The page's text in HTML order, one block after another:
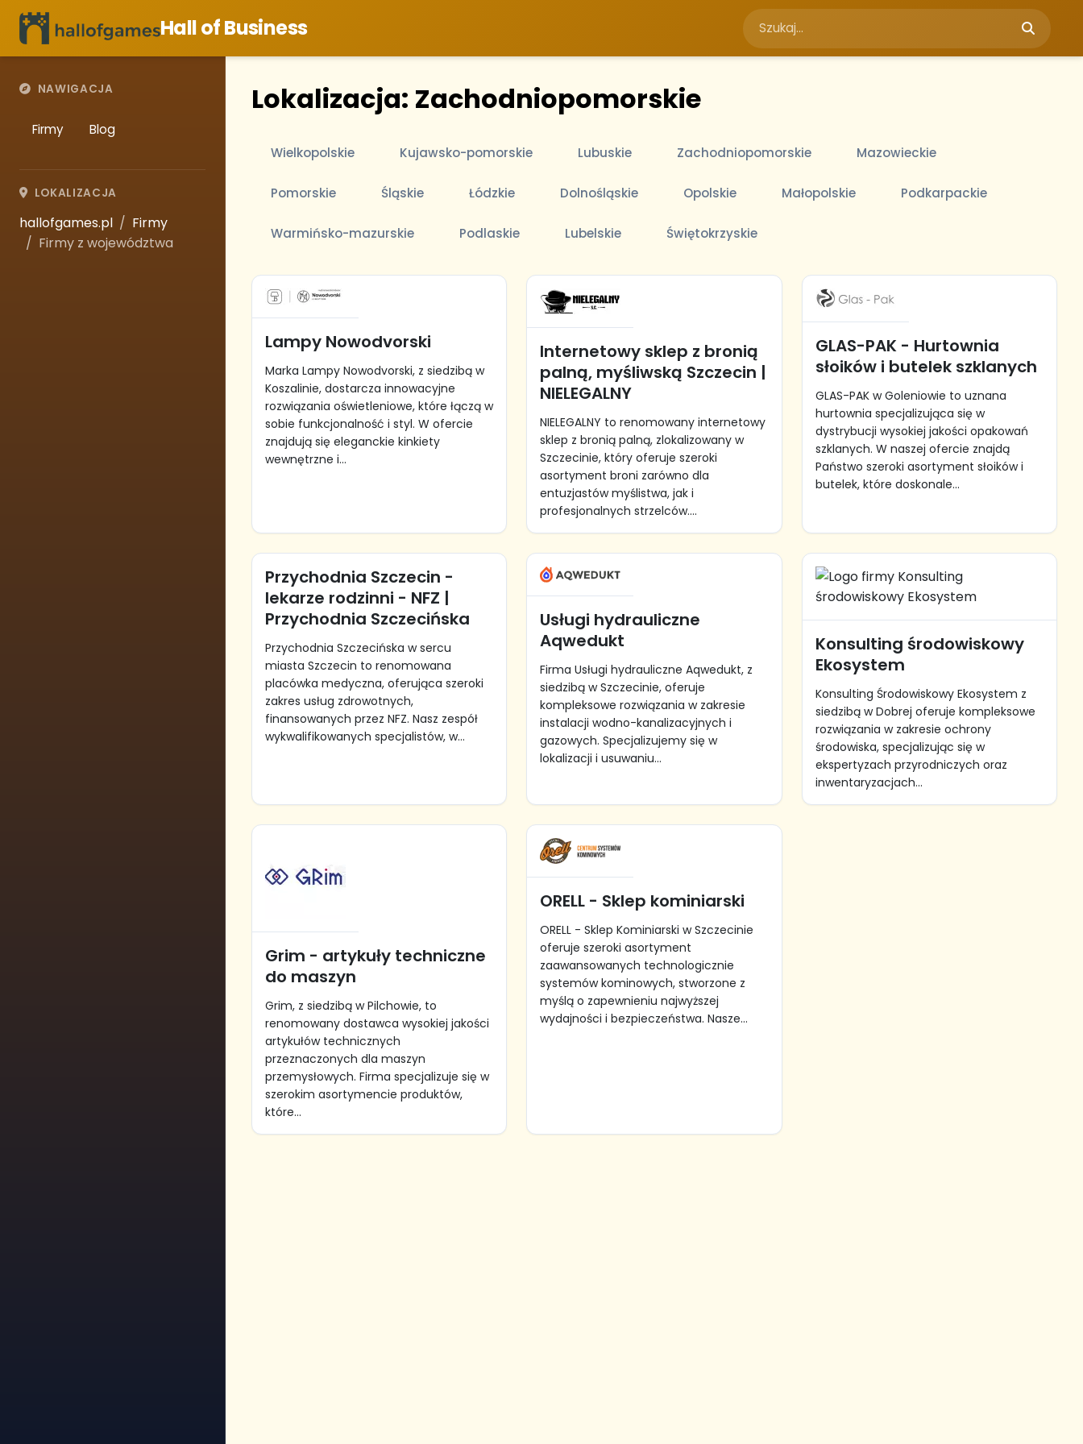
Hall of Business
NAWIGACJA
Firmy Blog
LOKALIZACJA
hallofgames.pl
Firmy
Firmy z województwa
Lokalizacja: Zachodniopomorskie
Wielkopolskie Kujawsko-pomorskie Lubuskie Zachodniopomorskie Mazowieckie
Pomorskie Śląskie Łódzkie Dolnośląskie Opolskie Małopolskie Podkarpackie
Warmińsko-mazurskie Podlaskie Lubelskie Świętokrzyskie
Lampy Nowodvorski
Marka Lampy Nowodvorski, z siedzibą w
Koszalinie, dostarcza innowacyjne
rozwiązania oświetleniowe, które łączą w
sobie funkcjonalność i styl. W ofercie
znajdują się eleganckie kinkiety
wewnętrzne i...
Internetowy sklep z bronią
palną, myśliwską Szczecin |
NIELEGALNY
NIELEGALNY to renomowany internetowy
sklep z bronią palną, zlokalizowany w
Szczecinie, który oferuje szeroki
asortyment broni zarówno dla
entuzjastów myślistwa, jak i
profesjonalnych strzelców....
GLAS-PAK - Hurtownia
słoików i butelek szklanych
GLAS-PAK w Goleniowie to uznana
hurtownia specjalizująca się w
dystrybucji wysokiej jakości opakowań
szklanych. W naszej ofercie znajdą
Państwo szeroki asortyment słoików i
butelek, które doskonale...
Przychodnia Szczecin -
lekarze rodzinni - NFZ |
Przychodnia Szczecińska
Przychodnia Szczecińska w sercu
miasta Szczecin to renomowana
placówka medyczna, oferująca szeroki
zakres usług zdrowotnych,
finansowanych przez NFZ. Nasz zespół
wykwalifikowanych specjalistów, w...
Usługi hydrauliczne
Aqwedukt
Firma Usługi hydrauliczne Aqwedukt, z
siedzibą w Szczecinie, oferuje
kompleksowe rozwiązania w zakresie
instalacji wodno-kanalizacyjnych i
gazowych. Specjalizujemy się w
lokalizacji i usuwaniu...
Konsulting środowiskowy
Ekosystem
Konsulting Środowiskowy Ekosystem z
siedzibą w Dobrej oferuje kompleksowe
rozwiązania w zakresie ochrony
środowiska, specjalizując się w
ekspertyzach przyrodniczych oraz
inwentaryzacjach...
Grim - artykuły techniczne
do maszyn
Grim, z siedzibą w Pilchowie, to
renomowany dostawca wysokiej jakości
artykułów technicznych
przeznaczonych dla maszyn
przemysłowych. Firma specjalizuje się w
szerokim asortymencie produktów,
które...
ORELL - Sklep kominiarski
ORELL - Sklep Kominiarski w Szczecinie
oferuje szeroki asortyment
zaawansowanych technologicznie
systemów kominowych, stworzone z
myślą o zapewnieniu najwyższej
wydajności i bezpieczeństwa. Nasze...